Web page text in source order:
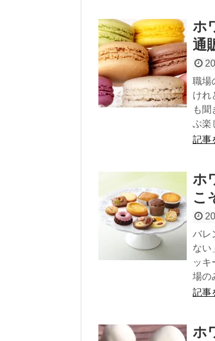
ホ
通
職場
けれ
も聞
ぶ楽
記事
ホ
こ
バレ
ない
ッキ
場の
記事
ホ